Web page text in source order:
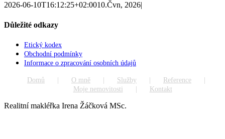
2026-06-10T16:12:25+02:0010.Čvn, 2026|
Důležité odkazy
Etický kodex
Obchodní podmínky
Informace o zpracování osobních údajů
Domů O mně Služby
Reference
Moje nemovitosti
Kontakt
Realitní makléřka Irena Žáčková MSc.